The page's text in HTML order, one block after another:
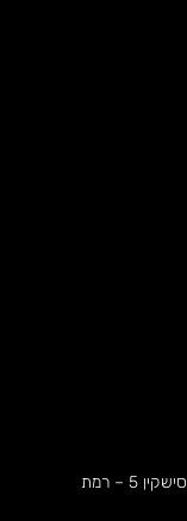
סניפים: המעפילים 15, החרושת 18, הבנים 50, אוסישקין 5 – רמת